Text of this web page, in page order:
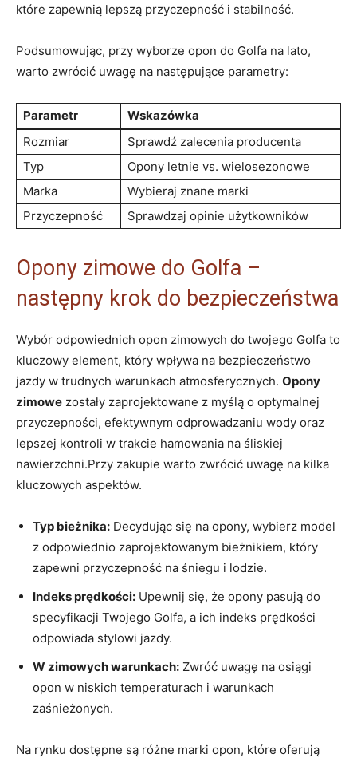
które zapewnią lepszą przyczepność i ⁣stabilność.
Podsumowując,⁤ przy ⁤wyborze‌ opon⁣ do ​Golfa⁢ na lato,
warto zwrócić uwagę na następujące parametry:
Parametr
Wskazówka
Rozmiar
Sprawdź zalecenia producenta
Typ
Opony letnie ‍vs. wielosezonowe
Marka
Wybieraj znane marki
Przyczepność
Sprawdzaj⁤ opinie użytkowników
Opony zimowe ​do Golfa ‌–
następny ⁣krok ‌do bezpieczeństwa
Wybór ‌odpowiednich ​opon zimowych do twojego Golfa to
kluczowy element, który wpływa na bezpieczeństwo
jazdy‍ w ‍trudnych​ warunkach atmosferycznych. Opony
⁢zimowe zostały zaprojektowane z‌ myślą o optymalnej
⁤przyczepności, efektywnym odprowadzaniu‍ wody ⁢oraz
lepszej kontroli ‍w trakcie hamowania na ‍śliskiej
nawierzchni.Przy zakupie warto zwrócić ⁤uwagę⁢ na kilka
kluczowych ⁣aspektów.
Typ bieżnika: ‌Decydując ⁣się na opony, wybierz ‍model
z⁣ odpowiednio zaprojektowanym bieżnikiem, który
zapewni przyczepność na śniegu i lodzie.
Indeks​ prędkości: Upewnij się, że opony pasują‍ do⁣
specyfikacji⁤ Twojego Golfa, a ich ‌indeks prędkości
‍odpowiada stylowi jazdy.
W zimowych ⁣warunkach: ⁣Zwróć⁢ uwagę na osiągi
opon w niskich temperaturach ⁣i warunkach
zaśnieżonych.
Na ⁢rynku⁣ dostępne są różne marki ​opon, które oferują